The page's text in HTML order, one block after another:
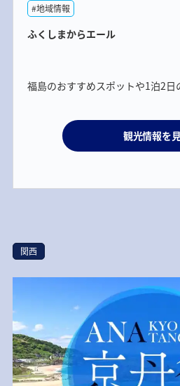
#地域情報
ふくしまからエール
福島のおすすめスポットや1泊2
観光情報を
関西